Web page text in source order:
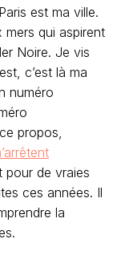
est ma ville.
qui aspirent
Noire. Je vis
c’est là ma
numéro
propos,
pour de vraies
ces années. Il
la